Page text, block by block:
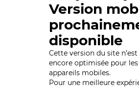
Version
disponible
Cette version du site n’est
encore optimisée pour les
appareils mobiles.
Pour une meilleure